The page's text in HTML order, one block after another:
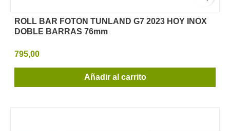
ROLL BAR FOTON TUNLAND G7 2023 HOY INOX
DOBLE BARRAS 76mm
795,00
Añadir al carrito